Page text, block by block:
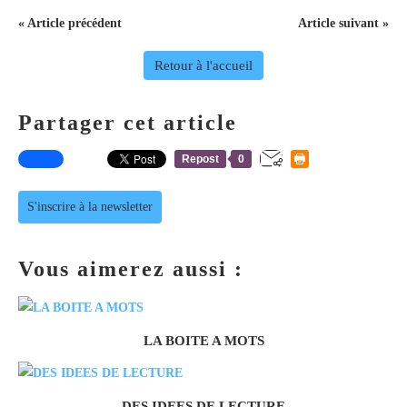
« Article précédent Article suivant »
Retour à l'accueil
Partager cet article
Repost 0
S'inscrire à la newsletter
Vous aimerez aussi :
LA BOITE A MOTS